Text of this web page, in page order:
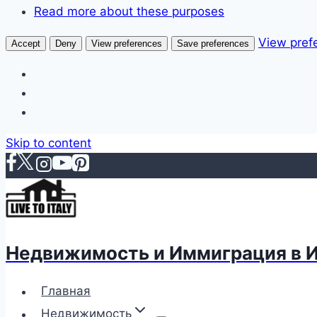
Read more about these purposes
Accept Deny View preferences Save preferences View
Skip to content
Недвижимость и Иммиграция в
Главная
Недвижимость